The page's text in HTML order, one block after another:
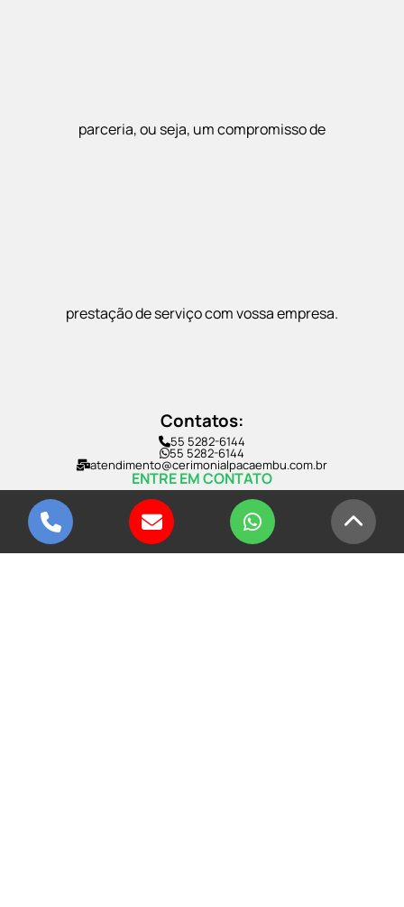
parceria, ou seja, um compromisso de
prestação de serviço com vossa empresa.
Contatos:
55 5282-6144
55 5282-6144
atendimento@cerimonialpacaembu.com.br
ENTRE EM CONTATO